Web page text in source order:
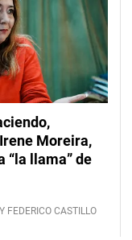
Moreira,
“la llama” de
Y FEDERICO CASTILLO